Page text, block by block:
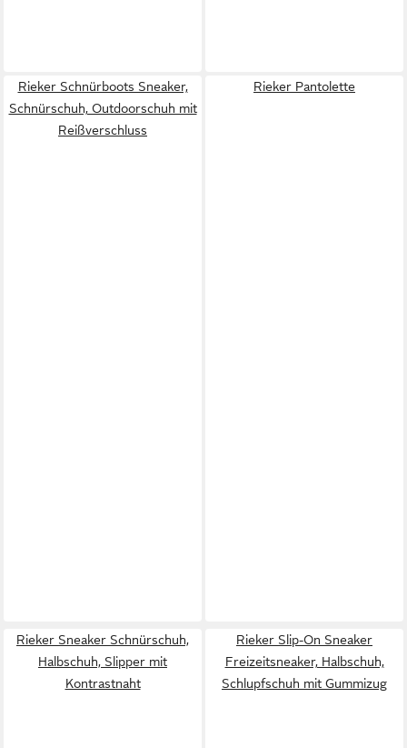
Rieker Schnürboots Sneaker,
Schnürschuh, Outdoorschuh mit
Reißverschluss
Rieker Pantolette
Rieker Sneaker Schnürschuh,
Halbschuh, Slipper mit
Kontrastnaht
Rieker Slip-On Sneaker
Freizeitsneaker, Halbschuh,
Schlupfschuh mit Gummizug